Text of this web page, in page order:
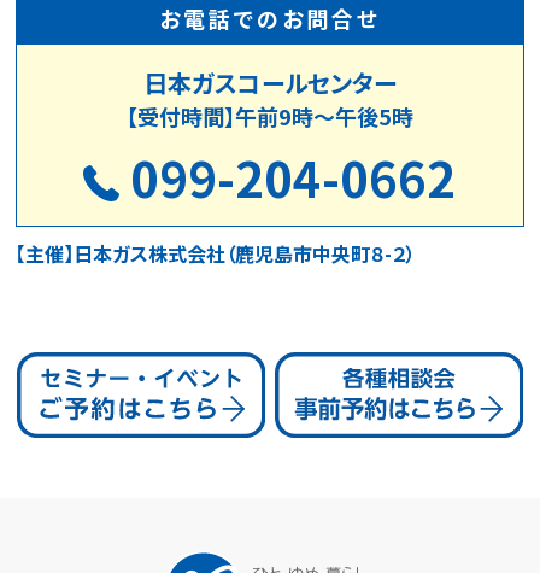
お電話でのお問合せ
日本ガスコールセンター
【受付時間】午前9時～午後5時
099-204-0662
【主催】日本ガス株式会社（鹿児島市中央町８-２）